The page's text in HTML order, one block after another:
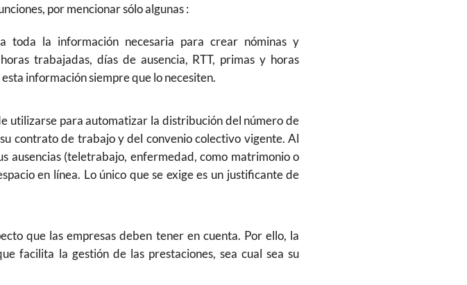
por mencionar sólo algunas :
toda la información necesaria para crear nóminas y
trabajadas, días de ausencia, RTT, primas y horas
información siempre que lo necesiten.
utilizarse para automatizar la distribución del número de
contrato de trabajo y del convenio colectivo vigente. Al
ausencias (teletrabajo, enfermedad, como matrimonio o
en línea. Lo único que se exige es un justificante de
que las empresas deben tener en cuenta. Por ello, la
facilita la gestión de las prestaciones, sea cual sea su